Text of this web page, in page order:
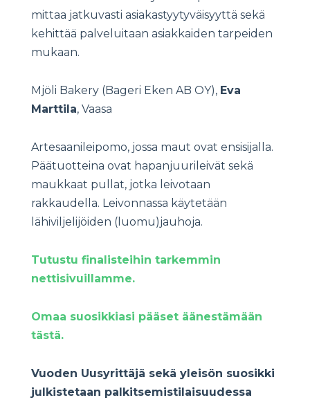
mittaa jatkuvasti asiakastyytyväisyyttä sekä
kehittää palveluitaan asiakkaiden tarpeiden
mukaan.
Mjöli Bakery (Bageri Eken AB OY), Eva
Marttila, Vaasa
Artesaanileipomo, jossa maut ovat ensisijalla.
Päätuotteina ovat hapanjuurileivät sekä
maukkaat pullat, jotka leivotaan
rakkaudella. Leivonnassa käytetään
lähiviljelijöiden (luomu)jauhoja.
Tutustu finalisteihin tarkemmin
nettisivuillamme.
Omaa suosikkiasi pääset äänestämään
tästä.
Vuoden Uusyrittäjä sekä yleisön suosikki
julkistetaan palkitsemistilaisuudessa